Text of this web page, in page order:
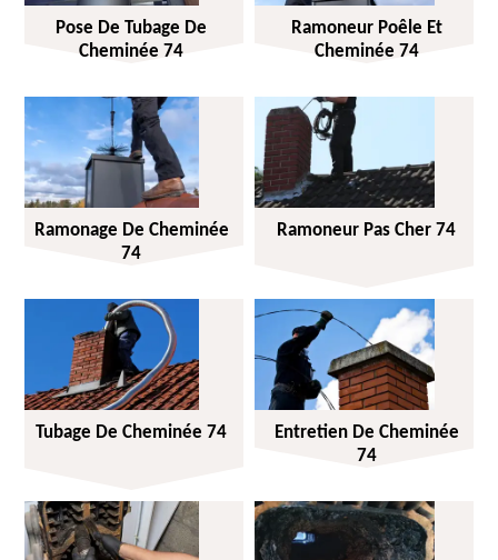
Pose De Tubage De
Cheminée 74
Ramoneur Poêle Et
Cheminée 74
Ramonage De Cheminée
74
Ramoneur Pas Cher 74
Tubage De Cheminée 74
Entretien De Cheminée
74